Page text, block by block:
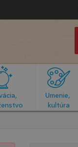
Umenie,
kultúra